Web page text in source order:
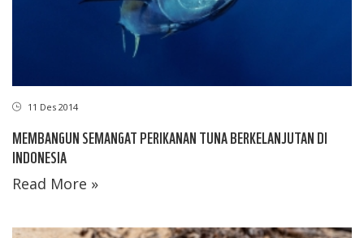
11 Des 2014
MEMBANGUN SEMANGAT PERIKANAN TUNA BERKELANJUTAN DI
INDONESIA
Read More »